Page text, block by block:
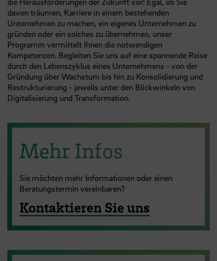
davon träumen, Karriere in einem bestehenden
Unternehmen zu machen, ein eigenes Unternehmen zu
gründen oder ein solches zu übernehmen, unser
Programm vermittelt Ihnen die notwendigen
Kompetenzen. Begleiten Sie uns auf eine spannende Reise
durch den Lebenszyklus eines Unternehmens - von der
Gründung über Wachstum bis hin zu Konsolidierung und
Restrukturierung - jeweils unter den Blickwinkeln von
Digitalisierung und Transformation.
Mehr Infos
Sie möchten mehr Informationen oder einen
Beratungstermin vereinbaren?
Kontaktieren Sie uns